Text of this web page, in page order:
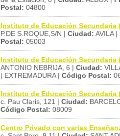
Postal: 04800
Instituto de Educación Secundaria
P.DE S.ROQUE,S/N | Ciudad: AVILA |
Postal: 05003
Instituto de Educación Secundaria
ANTONIO NEBRIJA, 6 | Ciudad:
| EXTREMADURA | Código Postal:
Instituto de Educación Secundaria
c. Pau Claris, 121 | Ciudad:
Código Postal: 08009
Centro Privado con varias